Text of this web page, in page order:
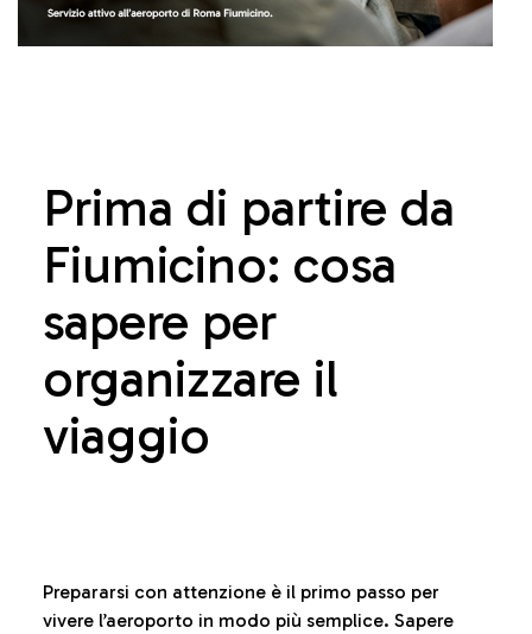
Prima di partire da
Fiumicino: cosa
sapere per
organizzare il
viaggio
Prepararsi con attenzione è il primo passo per
vivere l’aeroporto in modo più semplice. Sapere